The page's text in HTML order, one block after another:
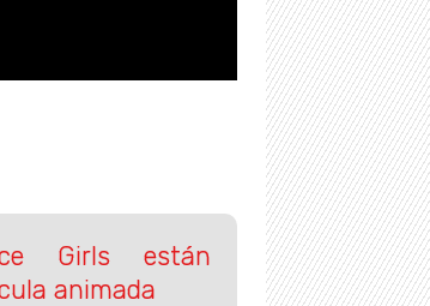
Girls están
animada